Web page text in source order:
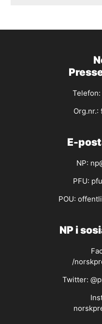
Org.nr.:
E-
NP:
PFU:
POU:
NP i
/
Twitter: